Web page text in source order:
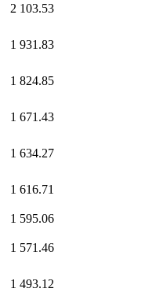
2 103.53
1 931.83
1 824.85
1 671.43
1 634.27
1 616.71
1 595.06
1 571.46
1 493.12